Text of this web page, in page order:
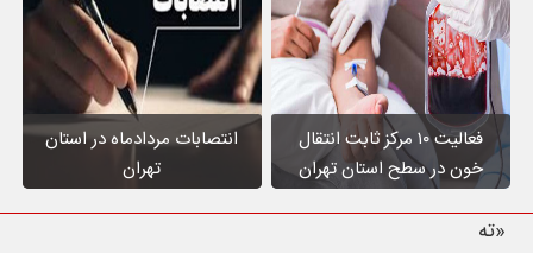
فعالیت ۱۰ مرکز ثابت انتقال
خون در سطح استان تهران
انتصابات مردادماه در استان
تهران
«تهر